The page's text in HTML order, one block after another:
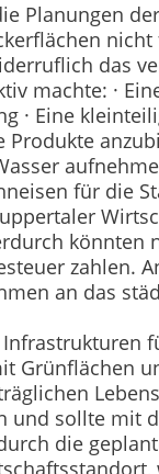
Planungen
das
machte: ·
· Eine
für die
könnten
zahlen.
an das
Grünflächen
und sollte mit
die